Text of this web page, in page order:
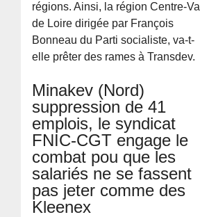
régions. Ainsi, la région Centre-Val
de Loire dirigée par François
Bonneau du Parti socialiste, va-t-
elle prêter des rames à Transdev.
Minakev (Nord)
suppression de 41
emplois, le syndicat
FNIC-CGT engage le
combat pou que les
salariés ne se fassent
pas jeter comme des
Kleenex